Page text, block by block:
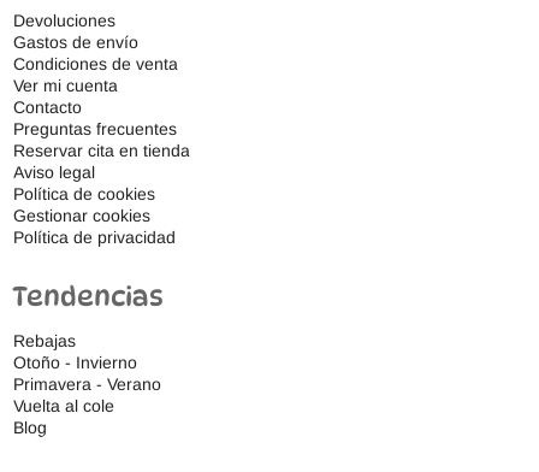
Devoluciones
Gastos de envío
Condiciones de venta
Ver mi cuenta
Contacto
Preguntas frecuentes
Reservar cita en tienda
Aviso legal
Política de cookies
Gestionar cookies
Política de privacidad
Tendencias
Rebajas
Otoño - Invierno
Primavera - Verano
Vuelta al cole
Blog